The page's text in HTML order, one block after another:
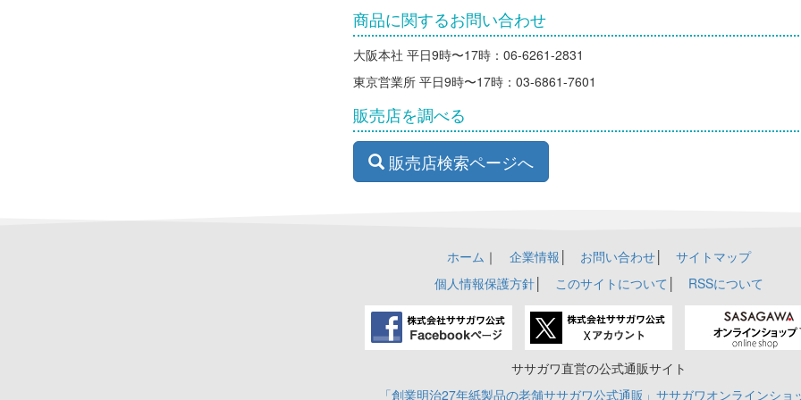
商品に関するお問い合わせ
大阪本社 平日9時〜17時：06-6261-2831
東京営業所 平日9時〜17時：03-6861-7601
販売店を調べる
販売店検索ページへ
ホーム ｜ 企業情報 お問い合わせ│
サイトマップ
個人情報保護方針│ このサイトについて RSSについて
ササガワ直営の公式通販サイト
「創業明治27年紙製品の老舗ササガワ公式通販」ササガワオンラインショ